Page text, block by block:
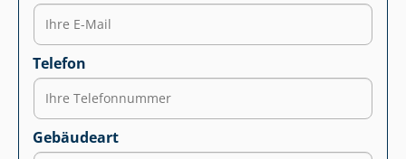
Telefon
Gebäudeart